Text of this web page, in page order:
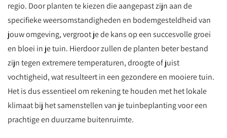
regio. Door planten te kiezen die aangepast zijn aan de
specifieke weersomstandigheden en bodemgesteldheid van
jouw omgeving, vergroot je de kans op een succesvolle groei
en bloei in je tuin. Hierdoor zullen de planten beter bestand
zijn tegen extremere temperaturen, droogte of juist
vochtigheid, wat resulteert in een gezondere en mooiere tuin.
Het is dus essentieel om rekening te houden met het lokale
klimaat bij het samenstellen van je tuinbeplanting voor een
prachtige en duurzame buitenruimte.